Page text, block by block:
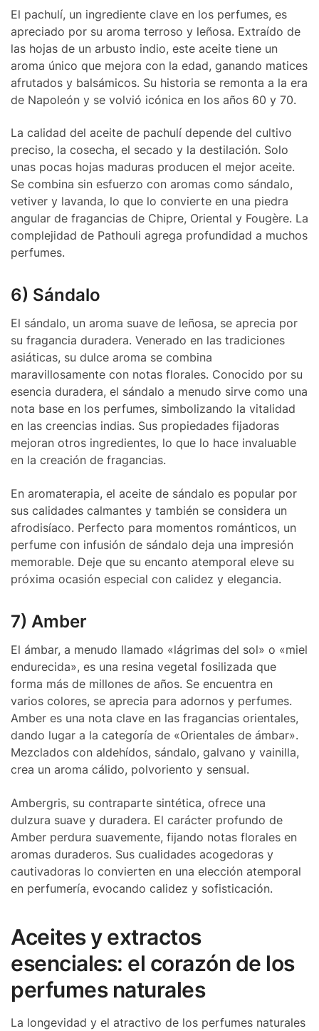
El pachulí, un ingrediente clave en los perfumes, es
apreciado por su aroma terroso y leñosa. Extraído de
las hojas de un arbusto indio, este aceite tiene un
aroma único que mejora con la edad, ganando matices
afrutados y balsámicos. Su historia se remonta a la era
de Napoleón y se volvió icónica en los años 60 y 70.
La calidad del aceite de pachulí depende del cultivo
preciso, la cosecha, el secado y la destilación. Solo
unas pocas hojas maduras producen el mejor aceite.
Se combina sin esfuerzo con aromas como sándalo,
vetiver y lavanda, lo que lo convierte en una piedra
angular de fragancias de Chipre, Oriental y Fougère. La
complejidad de Pathouli agrega profundidad a muchos
perfumes.
6) Sándalo
El sándalo, un aroma suave de leñosa, se aprecia por
su fragancia duradera. Venerado en las tradiciones
asiáticas, su dulce aroma se combina
maravillosamente con notas florales. Conocido por su
esencia duradera, el sándalo a menudo sirve como una
nota base en los perfumes, simbolizando la vitalidad
en las creencias indias. Sus propiedades fijadoras
mejoran otros ingredientes, lo que lo hace invaluable
en la creación de fragancias.
En aromaterapia, el aceite de sándalo es popular por
sus calidades calmantes y también se considera un
afrodisíaco. Perfecto para momentos románticos, un
perfume con infusión de sándalo deja una impresión
memorable. Deje que su encanto atemporal eleve su
próxima ocasión especial con calidez y elegancia.
7) Amber
El ámbar, a menudo llamado «lágrimas del sol» o «miel
endurecida», es una resina vegetal fosilizada que
forma más de millones de años. Se encuentra en
varios colores, se aprecia para adornos y perfumes.
Amber es una nota clave en las fragancias orientales,
dando lugar a la categoría de «Orientales de ámbar».
Mezclados con aldehídos, sándalo, galvano y vainilla,
crea un aroma cálido, polvoriento y sensual.
Ambergris, su contraparte sintética, ofrece una
dulzura suave y duradera. El carácter profundo de
Amber perdura suavemente, fijando notas florales en
aromas duraderos. Sus cualidades acogedoras y
cautivadoras lo convierten en una elección atemporal
en perfumería, evocando calidez y sofisticación.
Aceites y extractos
esenciales: el corazón de los
perfumes naturales
La longevidad y el atractivo de los perfumes naturales